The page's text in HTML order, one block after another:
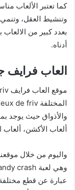
كما تعتبر الألعاب
وتنشيط العقل،
بعدد كبير من
أدناه.
العاب فرايف
والأذواق حيث يوجد
ألعاب الأكشن، ألعاب
واليوم من خلال
عبارة عن قطع